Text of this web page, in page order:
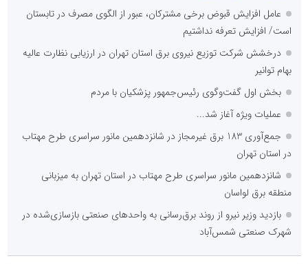
عامل افزایش قبوض برخی مشترکان، عبور از الگوی مصرف در تابستان
است/ افزایش تعرفه نداشتیم
درخشش شرکت توزیع نیروی برق استان تهران در ارزیابی نظارت عالیه
بهام توانیر
بخش اول گفت‌وگوی رئیس‌جمهور پزشکیان با مردم
عملیات ویژه آغاز شد...
جمع‌آوری 183 برق غیرمجاز در شانزدهمین مانور سراسری طرح مهتاب
در استان تهران
شانزدهمین مانور سراسری طرح مهتاب در استان تهران به میزبانی
منطقه برق لواسان
بازدید وزیر نیرو از روند برق‌رسانی به واحدهای صنعتی بازسازی‌شده در
شهرک صنعتی شمس‌آباد